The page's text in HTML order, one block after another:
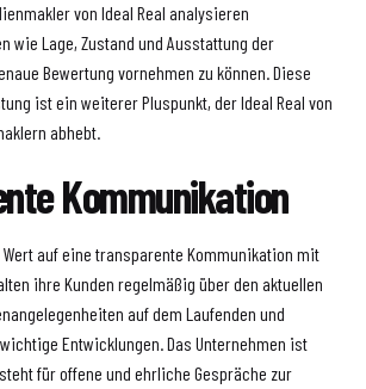
von Ideal Real analysieren
wie Lage, Zustand und Ausstattung der
Bewertung vornehmen zu können. Diese
ist ein weiterer Pluspunkt, der Ideal Real von
abhebt.
Kommunikation
Wert auf eine transparente Kommunikation mit
ihre Kunden regelmäßig über den aktuellen
auf dem Laufenden und
Entwicklungen. Das Unternehmen ist
für offene und ehrliche Gespräche zur